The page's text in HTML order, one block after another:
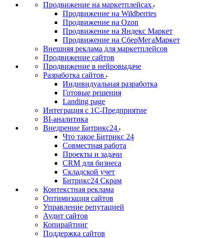
Продвижение на маркетплейсах
Продвижение на Wildberries
Продвижение на Ozon
Продвижение на Яндекс Маркет
Продвижение на СберМегаМаркет
Внешняя реклама для маркетплейсов
Продвижение сайтов
Продвижение в нейровыдаче
Разработка сайтов
Индивидуальная разработка
Готовые решения
Landing page
Интеграция с 1С-Предприятие
BI-аналитика
Внедрение Битрикс24
Что такое Битрикс 24
Совместная работа
Проекты и задачи
СRМ для бизнеса
Складской учет
Битрикс24 Скрам
Контекстная реклама
Оптимизация сайтов
Управление репутацией
Аудит сайтов
Копирайтинг
Поддержка сайтов